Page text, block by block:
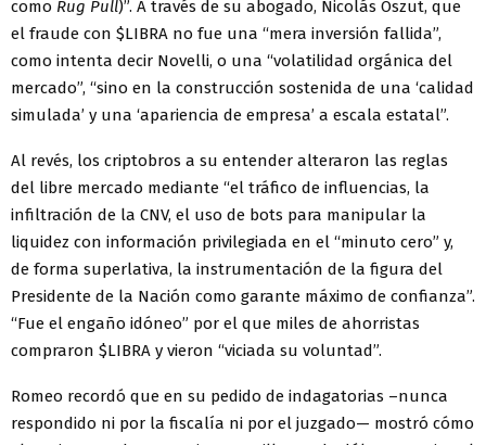
como Rug Pull)”. A través de su abogado, Nicolás Oszut, que
el fraude con $LIBRA no fue una “mera inversión fallida”,
como intenta decir Novelli, o una “volatilidad orgánica del
mercado”, “sino en la construcción sostenida de una ‘calidad
simulada’ y una ‘apariencia de empresa’ a escala estatal”.
Al revés, los criptobros a su entender alteraron las reglas
del libre mercado mediante “el tráfico de influencias, la
infiltración de la CNV, el uso de bots para manipular la
liquidez con información privilegiada en el “minuto cero” y,
de forma superlativa, la instrumentación de la figura del
Presidente de la Nación como garante máximo de confianza”.
“Fue el engaño idóneo” por el que miles de ahorristas
compraron $LIBRA y vieron “viciada su voluntad”.
Romeo recordó que en su pedido de indagatorias –nunca
respondido ni por la fiscalía ni por el juzgado— mostró cómo